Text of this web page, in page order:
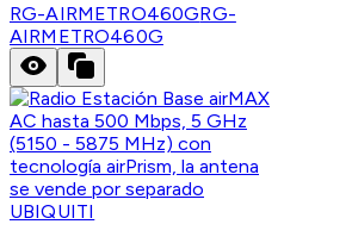
RG-AIRMETRO460GRG-
AIRMETRO460G
UBIQUITI